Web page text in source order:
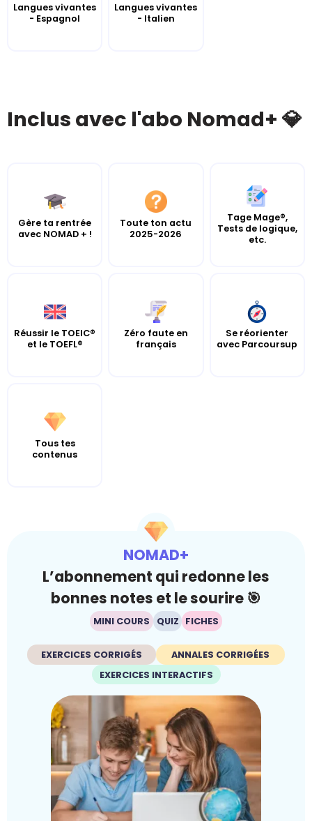
Langues vivantes
- Espagnol
Langues vivantes
- Italien
Inclus avec l'abo Nomad+ 💎
Gère ta rentrée
avec NOMAD + !
Toute ton actu
2025-2026
Tage Mage®,
Tests de logique,
etc.
Réussir le TOEIC®
et le TOEFL®
Zéro faute en
français
Se réorienter
avec Parcoursup
Tous tes
contenus
NOMAD+
L’abonnement qui redonne les
bonnes notes et le sourire 🎯
MINI COURS QUIZ FICHES
EXERCICES CORRIGÉS
ANNALES CORRIGÉES
EXERCICES INTERACTIFS